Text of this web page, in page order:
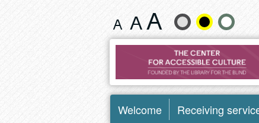
Change
text
and
color
Welcome Receiving